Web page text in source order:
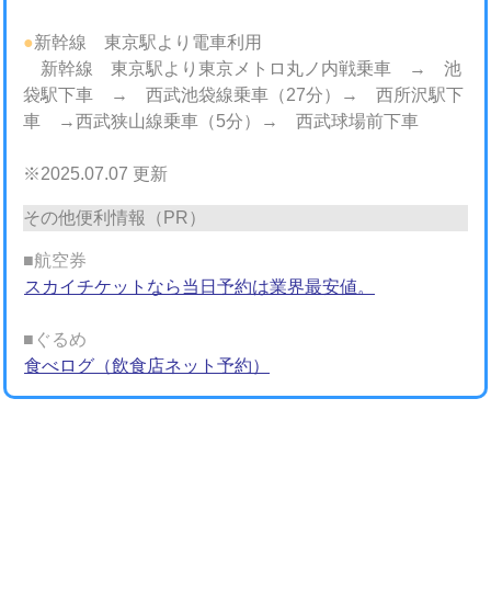
●新幹線 東京駅より電車利用
新幹線 東京駅より東京メトロ丸ノ内戦乗車 → 池
袋駅下車 → 西武池袋線乗車（27分）→ 西所沢駅下
車 →西武狭山線乗車（5分）→ 西武球場前下車
※2025.07.07 更新
その他便利情報（PR）
■航空券
スカイチケットなら当日予約は業界最安値。
■ぐるめ
食べログ（飲食店ネット予約）